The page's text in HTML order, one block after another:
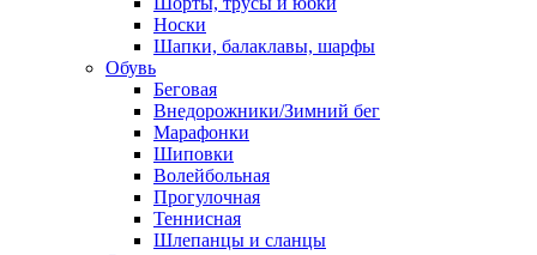
Носки
Шапки, балаклавы, шарфы
Обувь
Беговая
Внедорожники/Зимний бег
Марафонки
Шиповки
Волейбольная
Прогулочная
Теннисная
Шлепанцы и сланцы